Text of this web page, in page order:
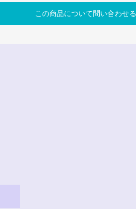
この商品について問い合わせる